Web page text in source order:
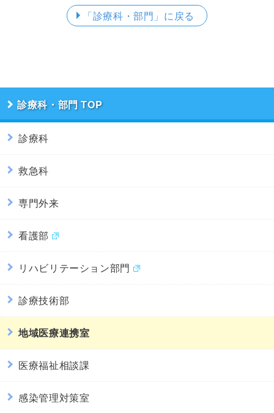
「診療科・部門」 に戻る
診療科・部門
診療科
救急科
専門外来
看護部
リハビリテーション部門
診療技術部
地域医療連携室
医療福祉相談課
感染管理対策室